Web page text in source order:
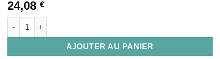
24,08 €
quantité de Couche Te1 Intégrale Sensitive - Beige
AJOUTER AU PANIER